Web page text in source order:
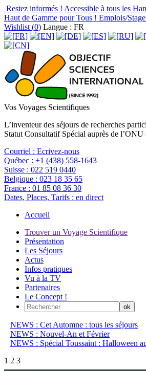
Restez informés ! Accessible à tous les
Haut de Gamme pour Tous ! Emplois/
Wishlist (0) Langue : FR
Vos Voyages Scientifiques
L’inventeur des séjours de recherches
Statut Consultatif Spécial auprès de
Courriel : Ecrivez-nous
Québec : +1 (438) 558-1643
Suisse : 022 519 0440
Belgique : 023 18 35 65
France : 01 85 08 36 30
Dates, Places, Tarifs : en direct
Accueil
Trouver un Voyage Scientifique
Présentation
Les Séjours
Actus
Infos pratiques
Vu à la TV
Partenaires
Le Concept !
NEWS : Cet Automne : tous les séjours
NEWS : Nouvel-An et Février
NEWS : Spécial Toussaint : Halloween
1 2 3